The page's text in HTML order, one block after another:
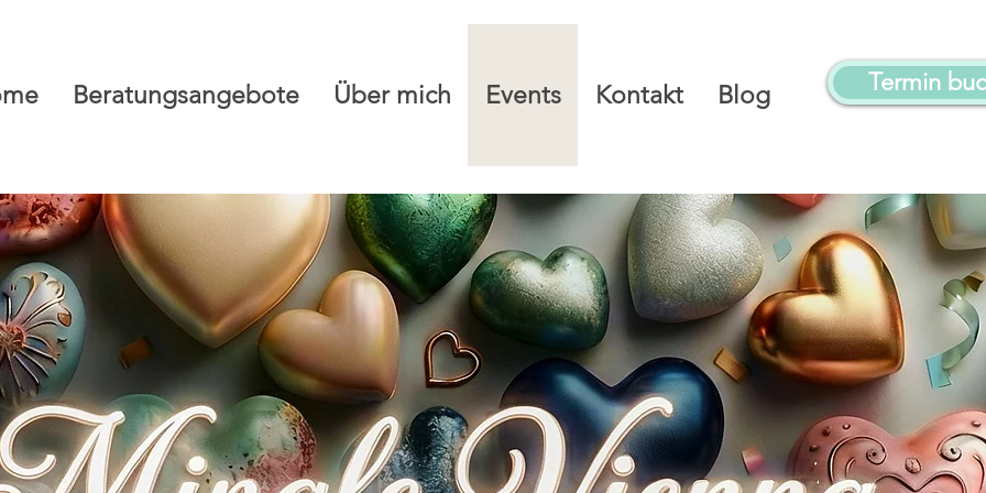
Beratungsangebote Über mich Events Kontakt Blog Termin